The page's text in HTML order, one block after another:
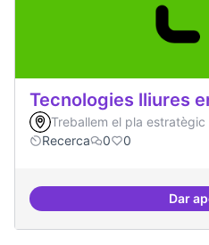
Tecnologies lliures
Treballem el pla estratègic
Recerca
0 0
Dar